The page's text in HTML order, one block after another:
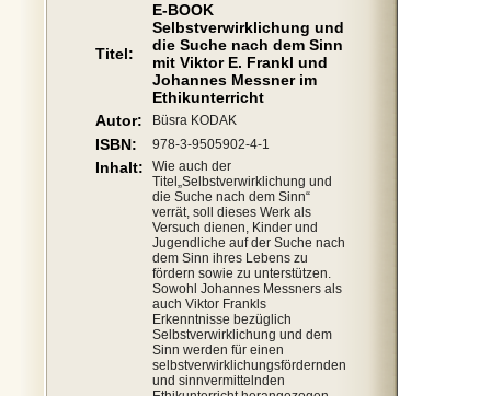
Titel:
E-BOOK
Selbstverwirklichung und
die Suche nach dem Sinn
mit Viktor E. Frankl und
Johannes Messner im
Ethikunterricht
Autor:
Büsra KODAK
ISBN: 978-3-9505902-4-1
Inhalt:
Wie auch der
Titel„Selbstverwirklichung und
die Suche nach dem Sinn“
verrät, soll dieses Werk als
Versuch dienen, Kinder und
Jugendliche auf der Suche nach
dem Sinn ihres Lebens zu
fördern sowie zu unterstützen.
Sowohl Johannes Messners als
auch Viktor Frankls
Erkenntnisse bezüglich
Selbstverwirklichung und dem
Sinn werden für einen
selbstverwirklichungsfördernden
und sinnvermittelnden